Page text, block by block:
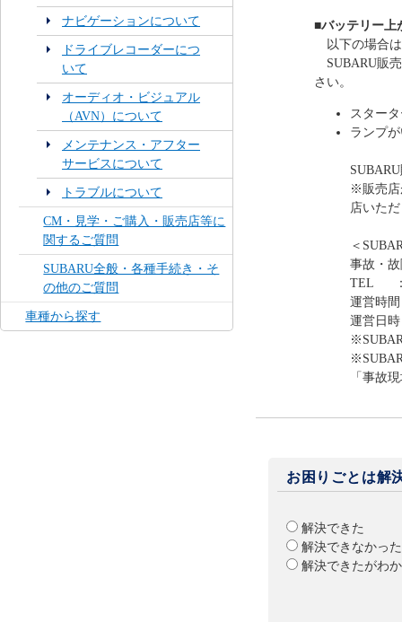
ナビゲーションについて
ドライブレコーダーにつ
いて
オーディオ・ビジュアル
（AVN）について
メンテナンス・アフター
サービスについて
トラブルについて
CM・見学・ご購入・販売店等に
関するご質問
SUBARU全般・各種手続き・そ
の他のご質問
車種から探す
■バッテリー上
以下の場合は
SUBARU販売
さい。
スター
ランプ
※販売店
店いた
＜
事故・
TEL ：
運営時
運営日
「事故
お困りごとは解
解決できた
解決できなかった
解決できたがわ